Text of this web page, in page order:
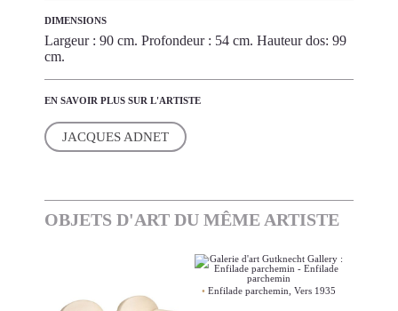
DIMENSIONS
Largeur : 90 cm. Profondeur : 54 cm. Hauteur dos: 99
cm.
EN SAVOIR PLUS SUR L'ARTISTE
JACQUES ADNET
OBJETS D'ART DU MÊME ARTISTE
Enfilade parchemin, Vers 1935